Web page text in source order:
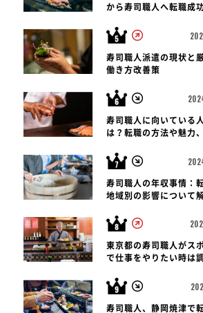
から寿司職人へ転職成
寿司職人派遣の現状と
働き方改善策
寿司職人に向いている
は？転職の方法や魅力
説！
寿司職人の年収事情：
地域別の影響について
東京都の寿司職人がス
で仕事をやりたい時は
寿司職人、静岡焼津で